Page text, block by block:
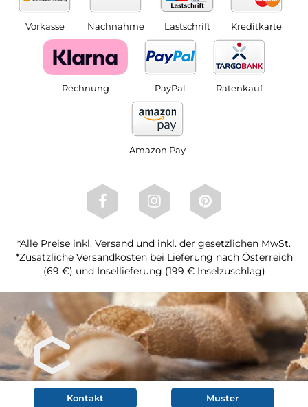
Vorkasse Nachnahme Lastschrift Kreditkarte
Rechnung PayPal Ratenkauf
Amazon Pay
*Alle Preise inkl. Versand und inkl. der gesetzlichen MwSt.
*Zusätzliche Versandkosten bei Lieferung nach Österreich
(69 €) und Insellieferung (199 € Inselzuschlag)
Kontakt Muster